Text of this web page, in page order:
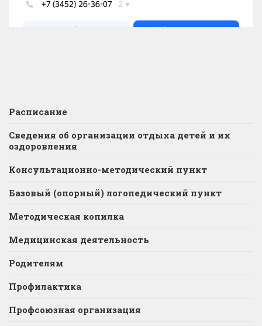
Расписание
Сведения об организации отдыха детей и их
оздоровления
Консультационно-методический пункт
Базовый (опорный) логопедический пункт
Методическая копилка
Медицинская деятельность
Родителям
Профилактика
Профсоюзная организация